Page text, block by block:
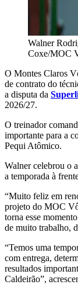
Walner
Coxe/MOC
O Montes Claros
de contrato do
a disputa da
2026/27.
O treinador
importante para a
Pequi Atômico.
Walner celebrou o
a temporada à
“Muito feliz em
projeto do MOC
torna esse
de muito trabalho,
“Temos uma
com entrega,
resultados
Caldeirão”,